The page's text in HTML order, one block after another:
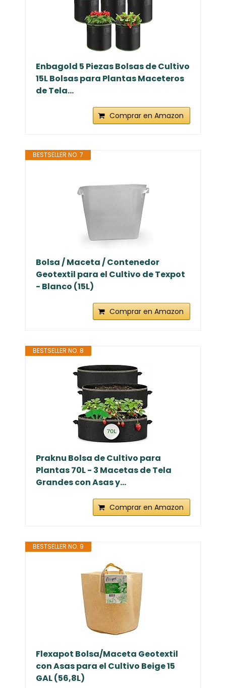
Enbagold 5 Piezas Bolsas de Cultivo
15L Bolsas para Plantas Maceteros
de Tela...
Comprar en Amazon
BESTSELLER NO. 7
Bolsa / Maceta / Contenedor
Geotextil para el Cultivo de Texpot
- Blanco (15L)
Comprar en Amazon
BESTSELLER NO. 8
Praknu Bolsa de Cultivo para
Plantas 70L - 3 Macetas de Tela
Grandes con Asas y...
Comprar en Amazon
BESTSELLER NO. 9
Flexapot Bolsa/Maceta Geotextil
con Asas para el Cultivo Beige 15
GAL (56,8L)